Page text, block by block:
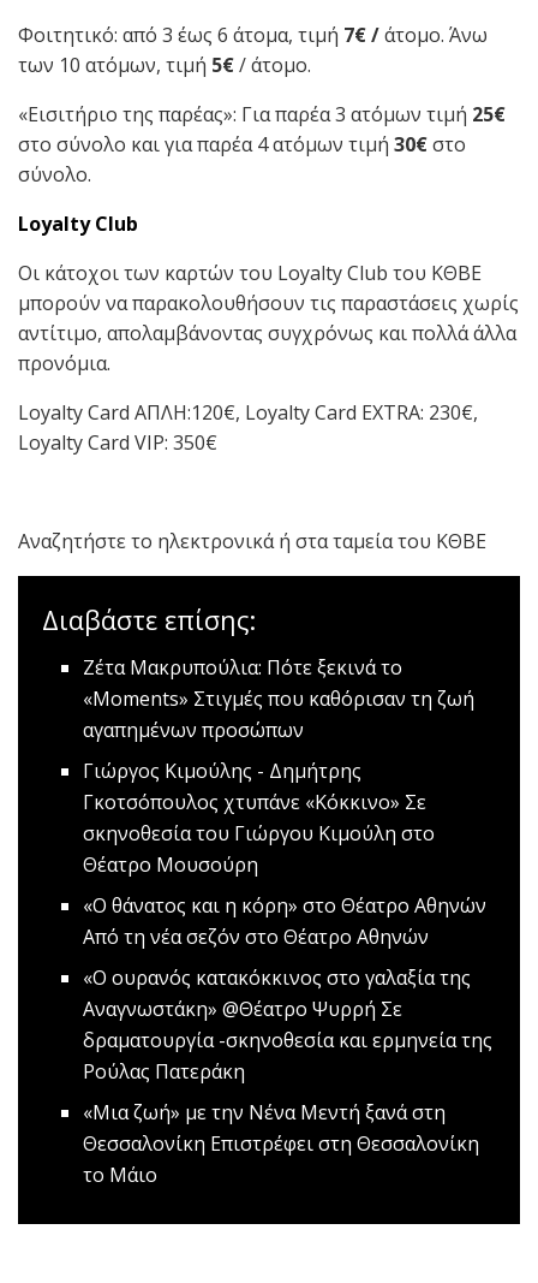
Φοιτητικό: από 3 έως 6 άτομα, τιμή 7€ /άτομο. Άνω
των 10 ατόμων, τιμή 5€/ άτομο.
«Εισιτήριο της παρέας»: Για παρέα 3 ατόμων τιμή 25€
στο σύνολο και για παρέα 4 ατόμων τιμή 30€στο
σύνολο.
Loyalty Club
Οι κάτοχοι των καρτών του Loyalty Club του ΚΘΒΕ
μπορούν να παρακολουθήσουν τις παραστάσεις χωρίς
αντίτιμο, απολαμβάνοντας συγχρόνως και πολλά άλλα
προνόμια.
Loyalty Card ΑΠΛΗ:120€, Loyalty Card EXTRA: 230€,
Loyalty Card VIP: 350€
Αναζητήστε το ηλεκτρονικά ή στα ταμεία του ΚΘΒΕ
Διαβάστε επίσης:
Ζέτα Μακρυπούλια: Πότε ξεκινά το
«Μοments» Στιγμές που καθόρισαν τη ζωή
αγαπημένων προσώπων
Γιώργος Κιμούλης - Δημήτρης
Γκοτσόπουλος χτυπάνε «Κόκκινο» Σε
σκηνοθεσία του Γιώργου Κιμούλη στο
Θέατρο Μουσούρη
«Ο θάνατος και η κόρη» στο Θέατρο Αθηνών
Από τη νέα σεζόν στο Θέατρο Αθηνών
«Ο ουρανός κατακόκκινος στο γαλαξία της
Αναγνωστάκη» @Θέατρο Ψυρρή Σε
δραματουργία -σκηνοθεσία και ερμηνεία της
Ρούλας Πατεράκη
«Μια ζωή» με την Νένα Μεντή ξανά στη
Θεσσαλονίκη Επιστρέφει στη Θεσσαλονίκη
το Μάιο